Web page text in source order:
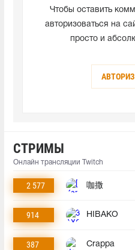
Чтобы оставить
авторизоваться на
просто и
СТРИМЫ
Онлайн трансляции Twitch
2 577 咖撒
914 HIBAKO
387 Crappa